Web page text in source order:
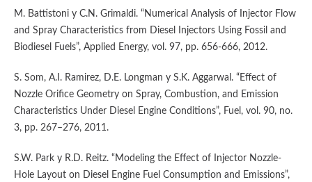
M. Battistoni y C.N. Grimaldi. “Numerical Analysis of Injector Flow
and Spray Characteristics from Diesel Injectors Using Fossil and
Biodiesel Fuels”, Applied Energy, vol. 97, pp. 656-666, 2012.
S. Som, A.I. Ramirez, D.E. Longman y S.K. Aggarwal. “Effect of
Nozzle Orifice Geometry on Spray, Combustion, and Emission
Characteristics Under Diesel Engine Conditions”, Fuel, vol. 90, no.
3, pp. 267–276, 2011.
S.W. Park y R.D. Reitz. “Modeling the Effect of Injector Nozzle-
Hole Layout on Diesel Engine Fuel Consumption and Emissions”,